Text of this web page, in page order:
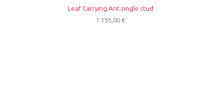
Leaf Carrying Ant single stud
1.155,00 €